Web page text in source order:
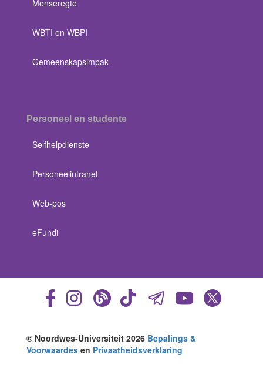
Menseregte
WBTI en WBPI
Gemeenskapsimpak
Personeel en studente
Selfhelpdienste
Personeelintranet
Web-pos
eFundi
© Noordwes-Universiteit 2026 Bepalings &
Voorwaardes en Privaatheidsverklaring